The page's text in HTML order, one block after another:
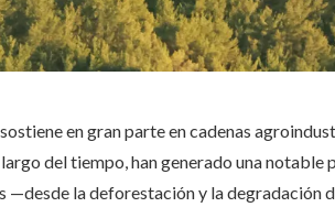
en gran parte en cadenas
del tiempo, han generado una notable
la deforestación y la degradación